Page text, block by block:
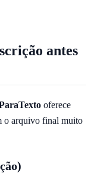
antes
oferece
o arquivo final muito